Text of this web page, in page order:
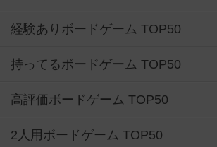
経験ありボードゲーム TOP50
持ってるボードゲーム TOP50
高評価ボードゲーム TOP50
2人用ボードゲーム TOP50